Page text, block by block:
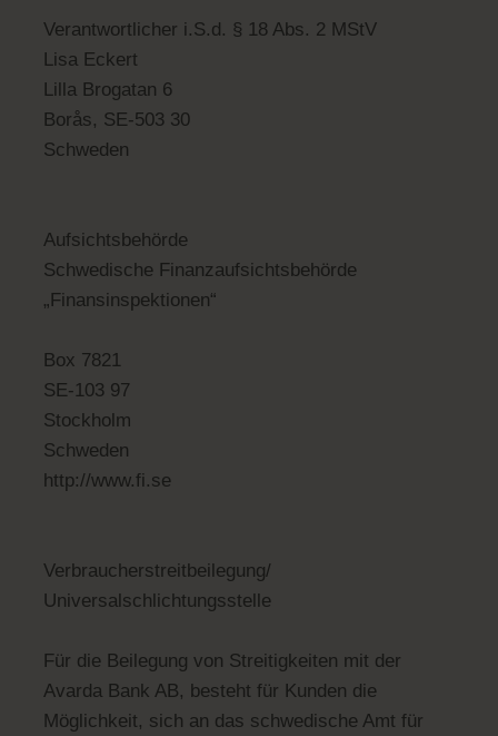
Verantwortlicher i.S.d. § 18 Abs. 2 MStV
Lisa Eckert
Lilla Brogatan 6
Borås, SE-503 30
Schweden
Aufsichtsbehörde
Schwedische Finanzaufsichtsbehörde
„Finansinspektionen“
Box 7821
SE-103 97
Stockholm
Schweden
http://www.fi.se
Verbraucherstreitbeilegung/
Universalschlichtungsstelle
Für die Beilegung von Streitigkeiten mit der
Avarda Bank AB, besteht für Kunden die
Möglichkeit, sich an das schwedische Amt für